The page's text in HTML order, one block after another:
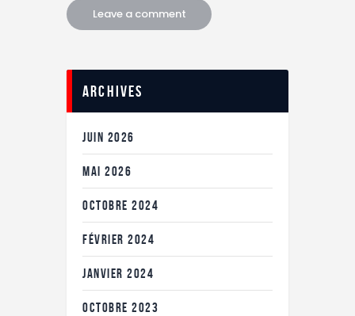
Archives
JUIN 2026
MAI 2026
OCTOBRE 2024
FÉVRIER 2024
JANVIER 2024
OCTOBRE 2023